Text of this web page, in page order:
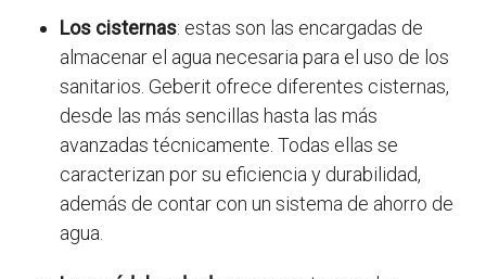
Los cisternas: estas son las encargadas de
almacenar el agua necesaria para el uso de los
sanitarios. Geberit ofrece diferentes cisternas,
desde las más sencillas hasta las más
avanzadas técnicamente. Todas ellas se
caracterizan por su eficiencia y durabilidad,
además de contar con un sistema de ahorro de
agua.